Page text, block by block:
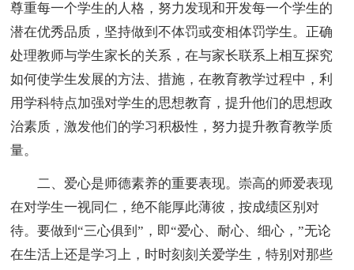
尊重每一个学生的人格，努力发现和开发每一个学生的
潜在优秀品质，坚持做到不体罚或变相体罚学生。正确
处理教师与学生家长的关系，在与家长联系上相互探究
如何使学生发展的方法、措施，在教育教学过程中，利
用学科特点加强对学生的思想教育，提升他们的思想政
治素质，激发他们的学习积极性，努力提升教育教学质
量。
二、爱心是师德素养的重要表现。崇高的师爱表现
在对学生一视同仁，绝不能厚此薄彼，按成绩区别对
待。要做到“三心俱到”，即“爱心、耐心、细心，”无论
在生活上还是学习上，时时刻刻关爱学生，特别对那些